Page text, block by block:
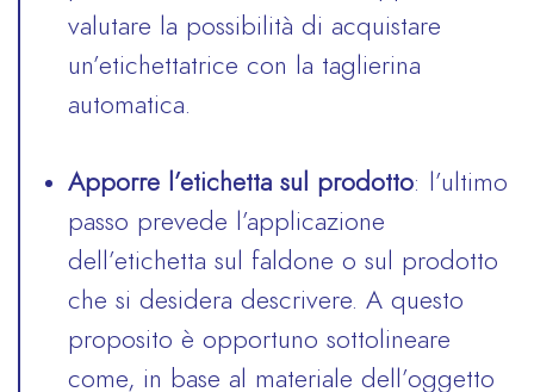
valutare la possibilità di acquistare
un’etichettatrice con la taglierina
automatica.
Apporre l’etichetta sul prodotto: l’ultimo
passo prevede l’applicazione
dell’etichetta sul faldone o sul prodotto
che si desidera descrivere. A questo
proposito è opportuno sottolineare
come, in base al materiale dell’oggetto